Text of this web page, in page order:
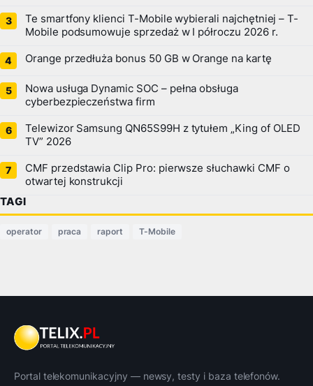
Te smartfony klienci T-Mobile wybierali najchętniej – T-
Mobile podsumowuje sprzedaż w I półroczu 2026 r.
Orange przedłuża bonus 50 GB w Orange na kartę
Nowa usługa Dynamic SOC – pełna obsługa
cyberbezpieczeństwa firm
Telewizor Samsung QN65S99H z tytułem „King of OLED
TV” 2026
CMF przedstawia Clip Pro: pierwsze słuchawki CMF o
otwartej konstrukcji
TAGI
operator praca raport T-Mobile
Portal telekomunikacyjny — newsy, testy i baza telefonów.